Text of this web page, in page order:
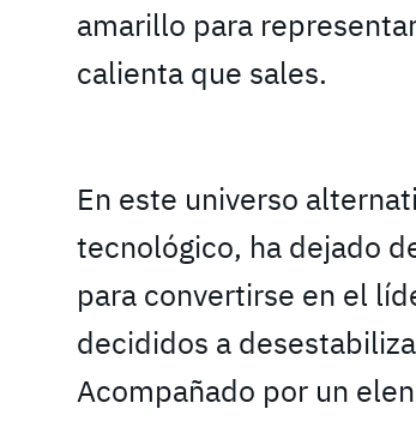
amarillo para
calienta que sales.
En este universo
tecnológico, ha dejado
para convertirse en el
decididos a
Acompañado por un